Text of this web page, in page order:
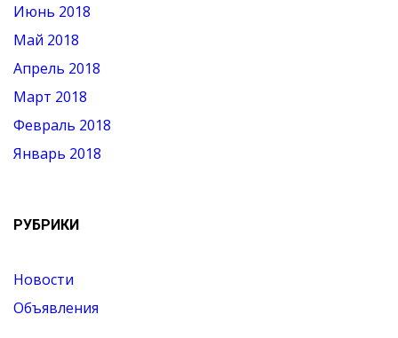
Июнь 2018
Май 2018
Апрель 2018
Март 2018
Февраль 2018
Январь 2018
РУБРИКИ
Новости
Объявления